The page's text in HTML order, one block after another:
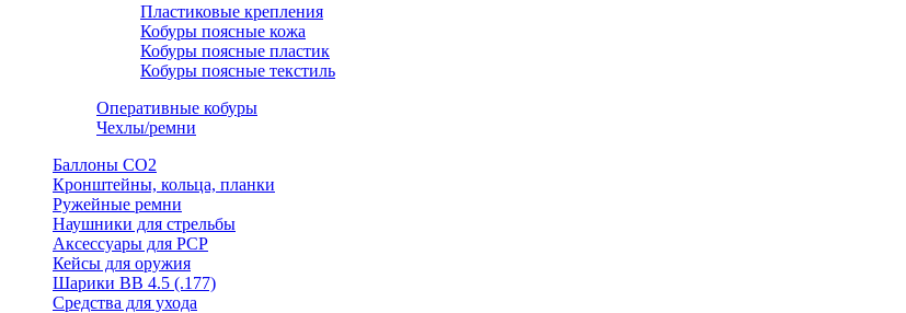
Пластиковые крепления
Кобуры поясные кожа
Кобуры поясные пластик
Кобуры поясные текстиль
Оперативные кобуры
Чехлы/ремни
Баллоны СО2
Кронштейны, кольца, планки
Ружейные ремни
Наушники для стрельбы
Аксессуары для PCP
Кейсы для оружия
Шарики ВВ 4.5 (.177)
Средства для ухода